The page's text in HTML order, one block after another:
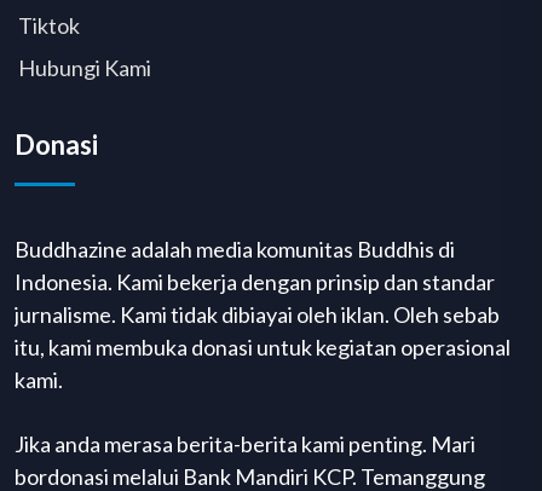
Tiktok
Hubungi Kami
Donasi
Buddhazine adalah media komunitas Buddhis di
Indonesia. Kami bekerja dengan prinsip dan standar
jurnalisme. Kami tidak dibiayai oleh iklan. Oleh sebab
itu, kami membuka donasi untuk kegiatan operasional
kami.
Jika anda merasa berita-berita kami penting. Mari
bordonasi melalui Bank Mandiri KCP. Temanggung